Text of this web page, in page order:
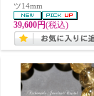
ツ14mm
39,600円(税込)